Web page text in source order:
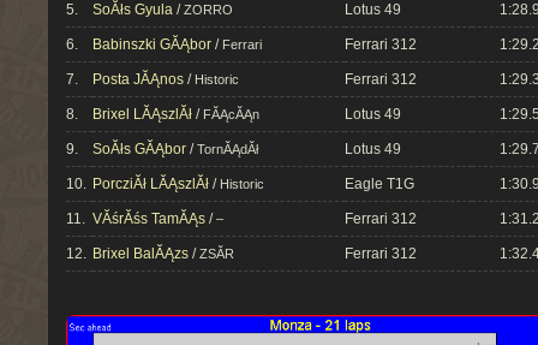
5. SoĂłs Gyula /ZORRO Lotus 49
6. Babinszki GĂĄbor / Ferrari Ferrari 312
7. Posta JĂĄnos / Historic Ferrari 312
8. Brixel LĂĄszlĂł / FĂĄcĂĄn Lotus 49
9. SoĂłs GĂĄbor /TornĂĄdĂł Lotus 49
10. PorcziĂł LĂĄszlĂł / Historic Eagle T1G
11. VĂśrĂśs TamĂĄs /– Ferrari 312
12. Brixel BalĂĄzs /ZSĂR Ferrari 312